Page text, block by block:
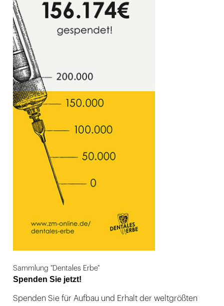
Sammlung "Dentales Erbe"
Spenden Sie jetzt!
Spenden Sie für Aufbau und Erhalt der weltgrößten